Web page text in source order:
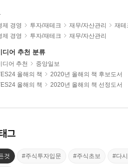
제 경영 투자/재테크 재무/자산관리
재테
제 경영 투자/재테크 재무/자산관리
디어 추천 분류
디어 추천
중앙일보
올해의 책
2020년 올해의 책 후보도서
올해의 책 2020년 올해의 책 선정도서
그
것 #주식투자입문 #주식초보 #다